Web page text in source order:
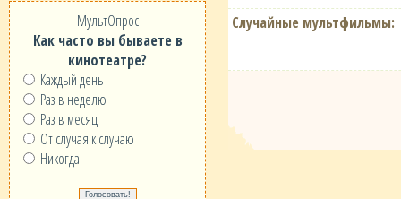
МультОпрос
Как часто вы бываете в
кинотеатре?
Каждый день
Раз в неделю
Раз в месяц
От случая к случаю
Никогда
Случайные мультфильмы: